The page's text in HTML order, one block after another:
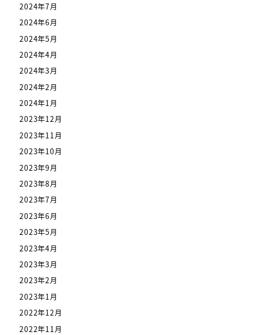
2024年7月
2024年6月
2024年5月
2024年4月
2024年3月
2024年2月
2024年1月
2023年12月
2023年11月
2023年10月
2023年9月
2023年8月
2023年7月
2023年6月
2023年5月
2023年4月
2023年3月
2023年2月
2023年1月
2022年12月
2022年11月